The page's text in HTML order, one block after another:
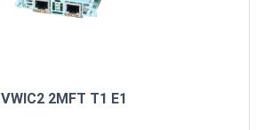
VWIC2 2MFT T1 E1